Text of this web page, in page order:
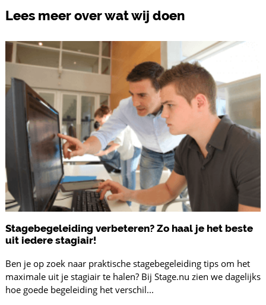
Lees meer over wat wij doen
Stagebegeleiding verbeteren? Zo haal je het beste
uit iedere stagiair!
Ben je op zoek naar praktische stagebegeleiding tips om het
maximale uit je stagiair te halen? Bij Stage.nu zien we dagelijks
hoe goede begeleiding het verschil...